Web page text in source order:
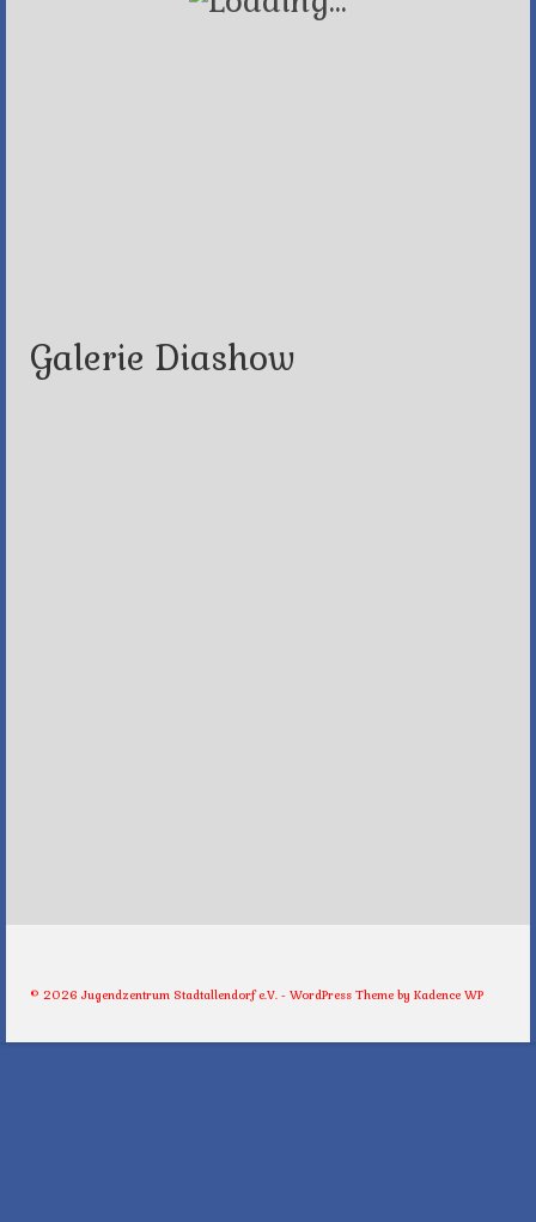
Galerie Diashow
© 2026 Jugendzentrum Stadtallendorf e.V. - WordPress Theme by Kadence WP